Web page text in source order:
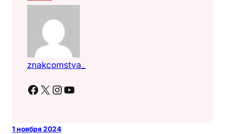
znakcomstva_
Facebook X Instagram YouTube
1 ноября 2024